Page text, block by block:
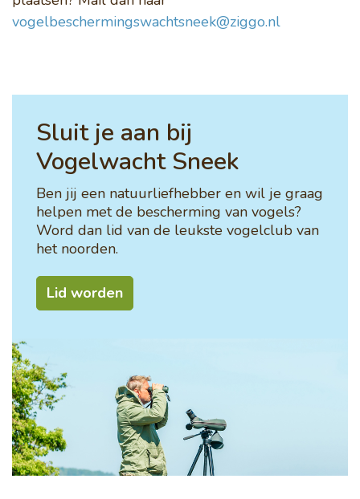
vogelbeschermingswachtsneek@ziggo.nl
Sluit je aan bij
Vogelwacht Sneek
Ben jij een natuurliefhebber en wil je graag
helpen met de bescherming van vogels?
Word dan lid van de leukste vogelclub van
het noorden.
Lid worden